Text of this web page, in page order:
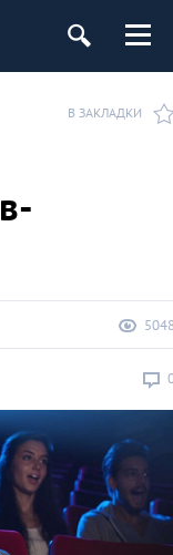
В ЗАКЛАДКИ